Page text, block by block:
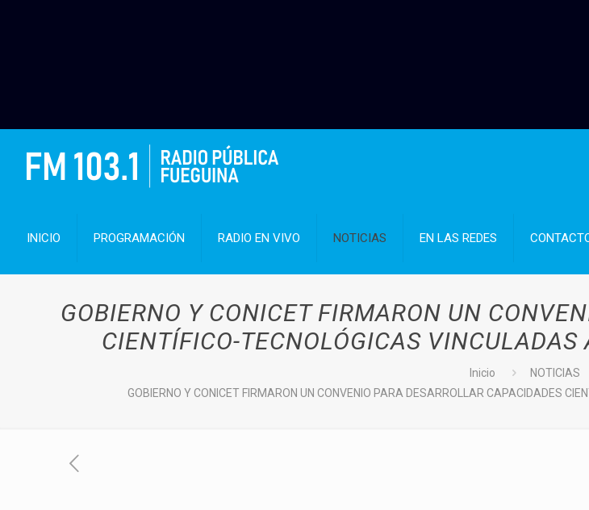
INICIO PROGRAMACIÓN RADIO EN VIVO NOTICIAS EN LAS REDES
GOBIERNO Y CONICET FIRMARON UN
CIENTÍFICO-TECNOLÓGICAS
Inicio
NOTICIAS
GOBIERNO Y CONICET FIRMARON UN CONVENIO PARA DESARROLLAR CAPACIDADES